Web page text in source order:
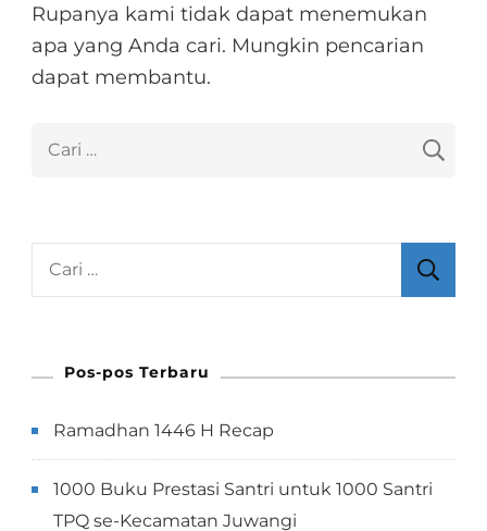
Rupanya kami tidak dapat menemukan
apa yang Anda cari. Mungkin pencarian
dapat membantu.
Cari
Cari
Pos-pos Terbaru
Ramadhan 1446 H Recap
1000 Buku Prestasi Santri untuk 1000 Santri
TPQ se-Kecamatan Juwangi